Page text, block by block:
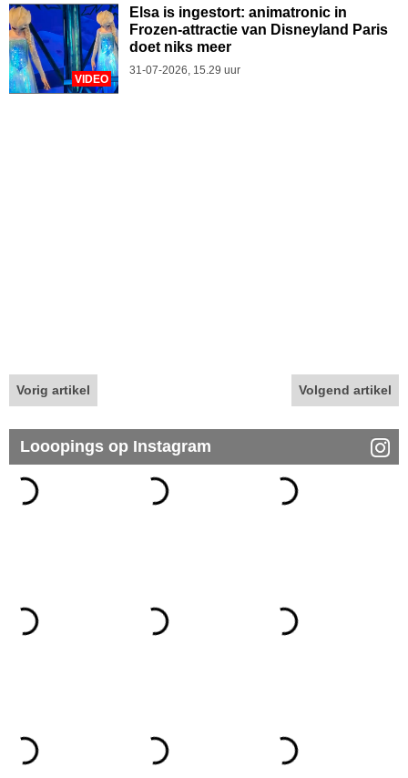
VIDEO
Elsa is ingestort: animatronic in
Frozen-attractie van Disneyland Paris
doet niks meer
31-07-2026, 15.29 uur
Vorig artikel Volgend artikel
Looopings op Instagram